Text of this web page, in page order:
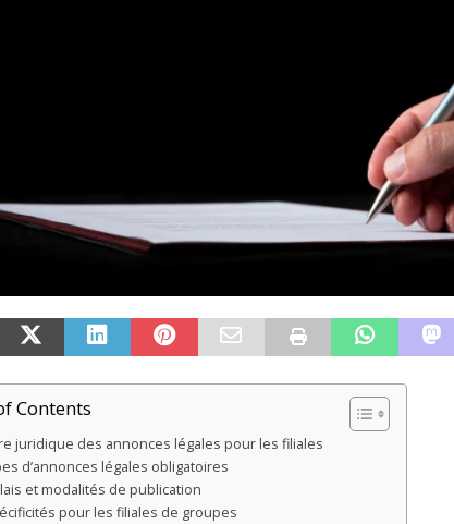
Contents
juridique des annonces légales pour les filiales
d’annonces légales obligatoires
et modalités de publication
pour les filiales de groupes